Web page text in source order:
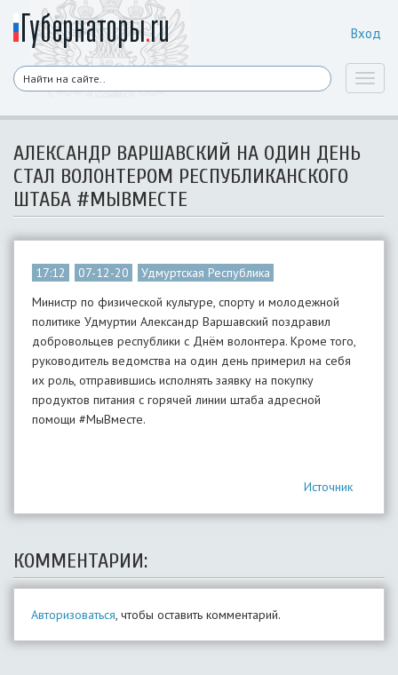
Вход
АЛЕКСАНДР ВАРШАВСКИЙ НА ОДИН ДЕНЬ
СТАЛ ВОЛОНТЕРОМ РЕСПУБЛИКАНСКОГО
ШТАБА #МЫВМЕСТЕ
17:12 07-12-20
Удмуртская Республика
Министр по физической культуре, спорту и молодежной
политике Удмуртии Александр Варшавский поздравил
добровольцев республики с Днём волонтера. Кроме того,
руководитель ведомства на один день примерил на себя
их роль, отправившись исполнять заявку на покупку
продуктов питания с горячей линии штаба адресной
помощи #МыВместе.
Источник
КОММЕНТАРИИ:
Авторизоваться, чтобы оставить комментарий.